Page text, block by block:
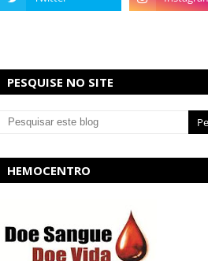
PESQUISE NO SITE
HEMOCENTRO